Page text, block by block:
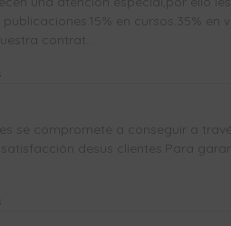
publicaciones.15% en cursos.35% en
contrat...
se compromete a conseguir a
desus clientes.Para